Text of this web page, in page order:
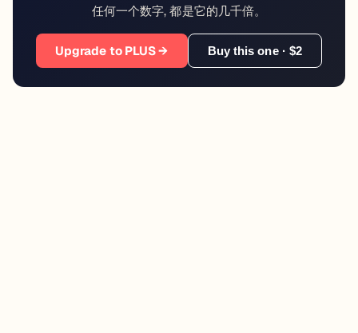
任何一个数字, 都是它的几千倍。
Upgrade to PLUS → Buy this one · $2